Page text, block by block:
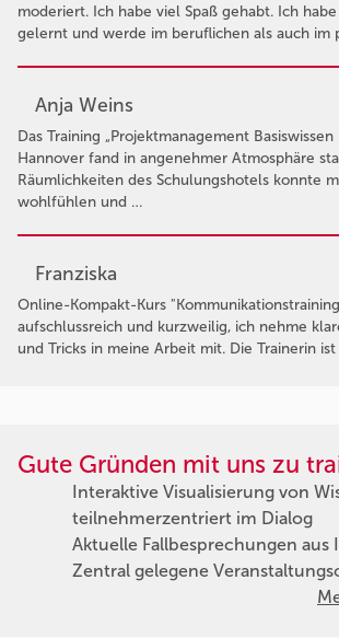
moderiert. Ich habe viel Spaß gehabt. Ich
gelernt und werde im beruflichen als auch im
Anja Weins
Das Training „Projektmanagement Basiswissen
Hannover fand in angenehmer Atmosphäre
Räumlichkeiten des Schulungshotels konnte
wohlfühlen und …
Franziska
Online-Kompakt-Kurs
aufschlussreich und kurzweilig, ich nehme
und Tricks in meine Arbeit mit. Die Trainerin
Gute Gründen mit uns zu
Interaktive Visualisierung von
teilnehmerzentriert im Dialog
Aktuelle Fallbesprechungen aus
Zentral gelegene